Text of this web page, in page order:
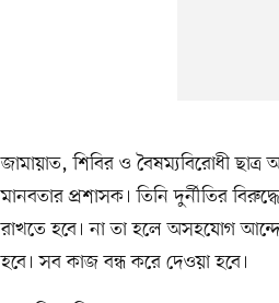
জামায়াত, শিবির ও বৈষম্যবিরোধী
মানবতার প্রশাসক। তিনি দুর্নীতির
রাখতে হবে। না তা হলে অসহযোগ
হবে। সব কাজ বন্ধ করে দেওয়া হবে।